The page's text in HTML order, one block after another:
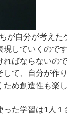
が自分が考えた
現していくので
ればならないの
して、自分が作
ため創造性も楽
った学習は1人